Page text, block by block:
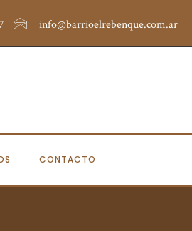
info@barrioelrebenque.com.ar
CONTACTO